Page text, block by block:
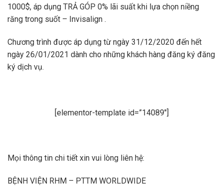
1000$, áp dụng TRẢ GÓP 0% lãi suất khi lựa chọn niềng
răng trong suốt – Invisalign .
Chương trình được áp dụng từ ngày 31/12/2020 đến hết
ngày 26/01/2021 dành cho những khách hàng đăng ký đăng
ký dịch vụ.
[elementor-template id=”14089″]
Mọi thông tin chi tiết xin vui lòng liên hệ:
BỆNH VIỆN RHM – PTTM WORLDWIDE